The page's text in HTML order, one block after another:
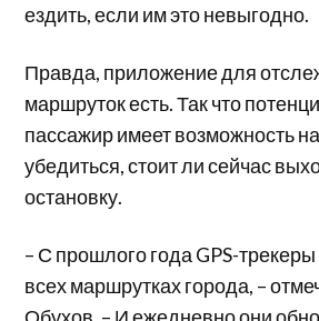
ездить, если им это невыгодно.
Правда, приложение для
маршруток есть. Так что
пассажир имеет возможность
убедиться, стоит ли сейчас
остановку.
– С прошлого года GPS-
всех маршрутках города, –